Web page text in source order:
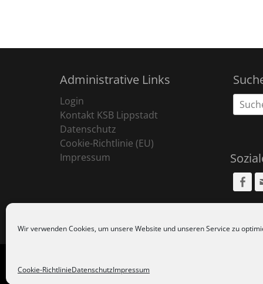
Wir verwenden Cookies, um unsere Website und unseren Service zu
Cookie-RichtlinieDatenschutzImpressum
Administrative Links
Login
Kontakt KSB Lippstadt
Datenschutz
Cookie-Richtlinie (EU)
Impressum
Suche
nach: